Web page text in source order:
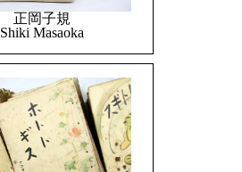
正岡子規
Shiki Masaoka